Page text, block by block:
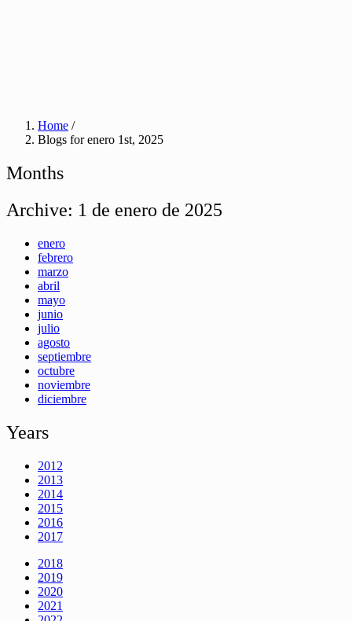
Home /
Blogs for enero 1st, 2025
Months
Archive: 1 de enero de 2025
enero
febrero
marzo
abril
mayo
junio
julio
agosto
septiembre
octubre
noviembre
diciembre
Years
2012
2013
2014
2015
2016
2017
2018
2019
2020
2021